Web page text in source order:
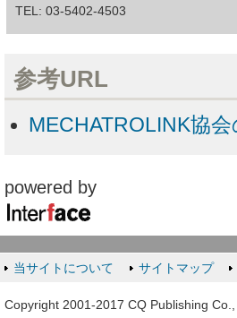
TEL: 03-5402-4503
参考URL
MECHATROLINK協
powered by
当サイトについて サイトマップ
Copyright 2001-2017 CQ Publishing